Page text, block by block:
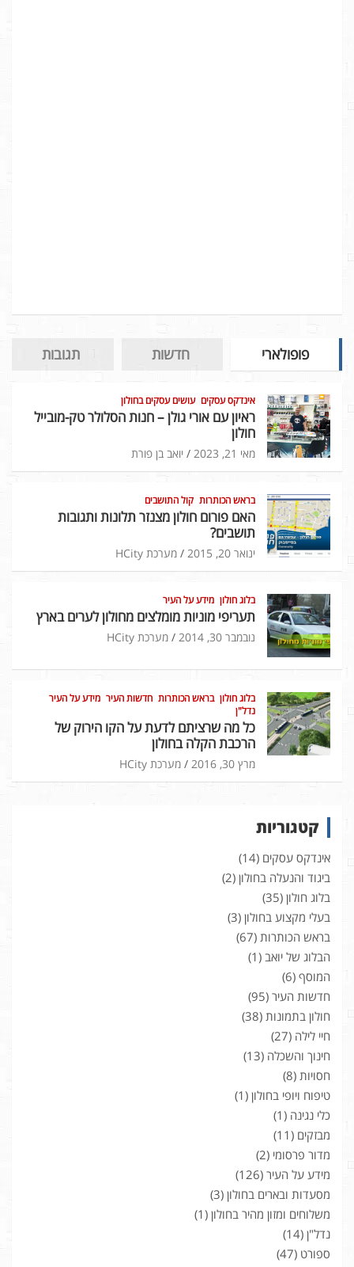
פופולארי חדשות תגובות
אינדקס עסקים עושים עסקים בחולון
ראיון עם אורי גולן – חנות הסלולר טק-מובייל
חולון
מאי 21, 2023 יואב בן פורת
בראש הכותרות קול התושבים
האם פורום חולון מצנזר תלונות ותגובות
תושבים?
ינואר 20, 2015 מערכת HCity
בלוג חולון מידע על העיר
תעריפי מוניות מומלצים מחולון לערים בארץ
נובמבר 30, 2014 מערכת HCity
בלוג חולון בראש הכותרות חדשות העיר מידע על העיר
נדל"ן
כל מה שרציתם לדעת על הקו הירוק של
הרכבת הקלה בחולון
מרץ 30, 2016 מערכת HCity
קטגוריות
אינדקס עסקים (14)
ביגוד והנעלה בחולון (2)
בלוג חולון (35)
בעלי מקצוע בחולון (3)
בראש הכותרות (67)
הבלוג של יואב (1)
המוסף (6)
חדשות העיר (95)
חולון בתמונות (38)
חיי לילה (27)
חינוך והשכלה (13)
חסויות (8)
טיפוח ויופי בחולון (1)
כלי נגינה (1)
מבזקים (11)
מדור פרסומי (2)
מידע על העיר (126)
מסעדות ובארים בחולון (3)
משלוחים ומזון מהיר בחולון (1)
נדל"ן (14)
ספורט (47)